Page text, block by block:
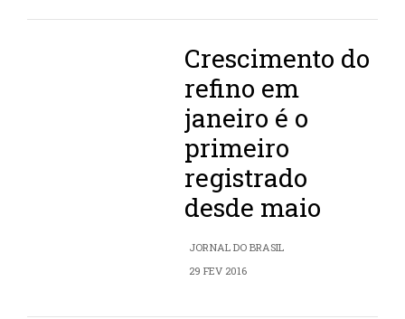
Crescimento do
refino em
janeiro é o
primeiro
registrado
desde maio
JORNAL DO BRASIL
29 FEV 2016